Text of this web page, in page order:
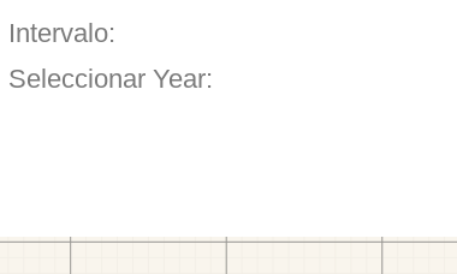
Intervalo:
Seleccionar Year: